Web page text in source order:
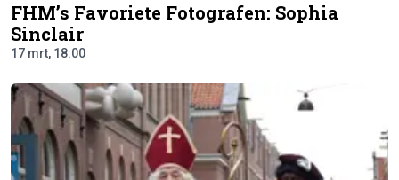
FHM’s Favoriete Fotografen: Sophia
Sinclair
17 mrt, 18:00